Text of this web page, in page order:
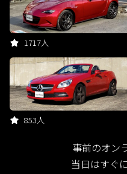
1717人
853人
事前のオン
当日はすぐ